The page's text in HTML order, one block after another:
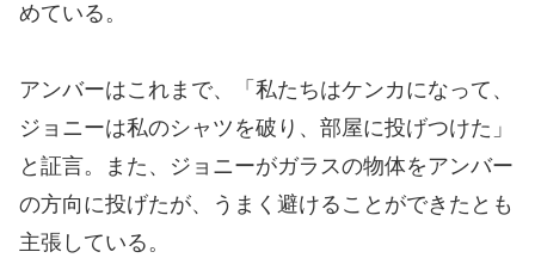
めている。
アンバーはこれまで、「私たちはケンカになって、
ジョニーは私のシャツを破り、部屋に投げつけた」
と証言。また、ジョニーがガラスの物体をアンバー
の方向に投げたが、うまく避けることができたとも
主張している。